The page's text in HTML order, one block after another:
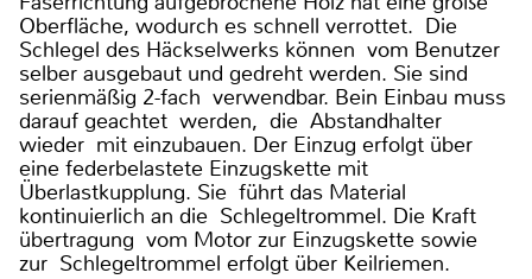
Oberfläche, wodurch es schnell verrottet. Die
Schlegel des Häckselwerks können vom Benutzer
selber ausgebaut und gedreht werden. Sie sind
serienmäßig 2-fach verwendbar. Bein Einbau muss
darauf geachtet werden, die Abstandhalter
wieder mit einzubauen. Der Einzug erfolgt über
eine federbelastete Einzugskette mit
Überlastkupplung. Sie führt das Material
kontinuierlich an die Schlegeltrommel. Die Kraft
übertragung vom Motor zur Einzugskette sowie
zur Schlegeltrommel erfolgt über Keilriemen.